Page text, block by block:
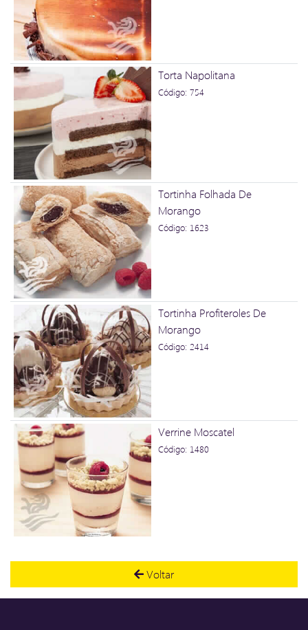
Torta Napolitana
Código: 754
Tortinha Folhada De
Morango
Código: 1623
Tortinha Profiteroles De
Morango
Código: 2414
Verrine Moscatel
Código: 1480
Voltar